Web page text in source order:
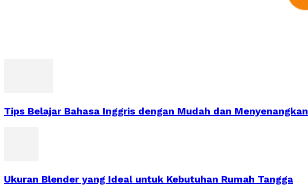
Tips Belajar Bahasa Inggris dengan Mudah dan Menyenangkan
Ukuran Blender yang Ideal untuk Kebutuhan Rumah Tangga